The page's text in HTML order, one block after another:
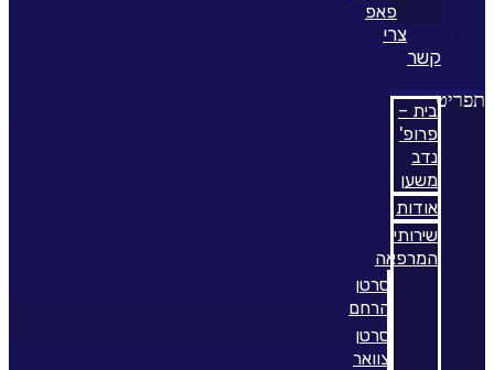
פאפ
צרי
קשר
תפריטבית –
פרופ'
נדב
משען
אודות
שירותי
המרפאה
סרטן
הרחם
סרטן
צוואר